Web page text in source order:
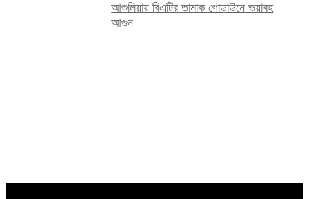
আশুলিয়ায় বিএটির তামাক গোডাউনে ভয়াবহ
আগুন